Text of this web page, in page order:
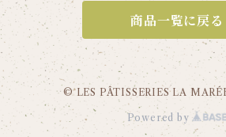
2,000円～2,999円（税込）
3,000円～3,999円（税込）
4,000円～4,999円（税込）
焼菓子詰合せ
クッキー
葉山のショコラ・カロ
フリアン
ゼリー
1,000円～1,999円（税込）
2,000円～2,999円（税込）
商品一覧に戻る
© LES PÂTISSERIES LA
Powered by